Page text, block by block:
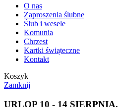
O nas
Zaproszenia ślubne
Ślub i wesele
Komunia
Chrzest
Kartki świąteczne
Kontakt
Koszyk
Zamknij
URLOP 10 - 14 SIERPNIA.